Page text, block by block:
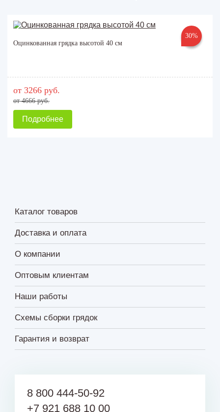
30%
Оцинкованная грядка высотой 40 см
от 3266 руб.
от 4666 руб.
Подробнее
Каталог товаров
Доставка и оплата
О компании
Оптовым клиентам
Наши работы
Схемы сборки грядок
Гарантия и возврат
8 800 444-50-92
+7 921 688 10 00